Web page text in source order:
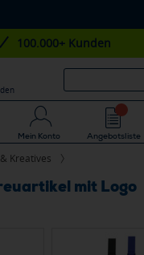
100.000+ Kunden
Mein Konto Angebotsliste
Kreatives
mit Logo